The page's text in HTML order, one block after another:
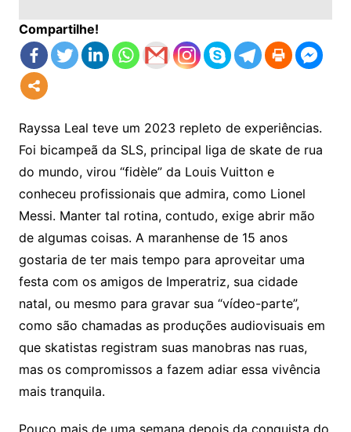
Compartilhe!
Rayssa Leal teve um 2023 repleto de experiências.
Foi bicampeã da SLS, principal liga de skate de rua
do mundo, virou “fidèle” da Louis Vuitton e
conheceu profissionais que admira, como Lionel
Messi. Manter tal rotina, contudo, exige abrir mão
de algumas coisas. A maranhense de 15 anos
gostaria de ter mais tempo para aproveitar uma
festa com os amigos de Imperatriz, sua cidade
natal, ou mesmo para gravar sua “vídeo-parte”,
como são chamadas as produções audiovisuais em
que skatistas registram suas manobras nas ruas,
mas os compromissos a fazem adiar essa vivência
mais tranquila.